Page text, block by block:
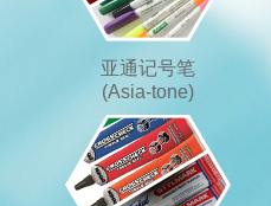
亚通记号笔
(Asia-tone)